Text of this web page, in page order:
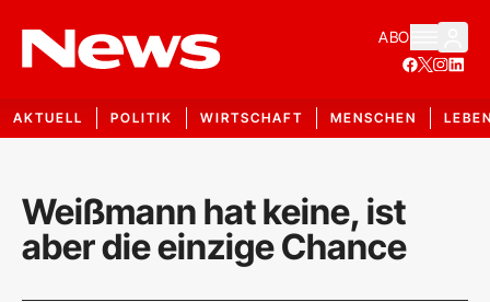
ABO
AKTUELL POLITIK WIRTSCHAFT MENSCHEN
Weißmann hat keine, ist
aber die einzige Chance